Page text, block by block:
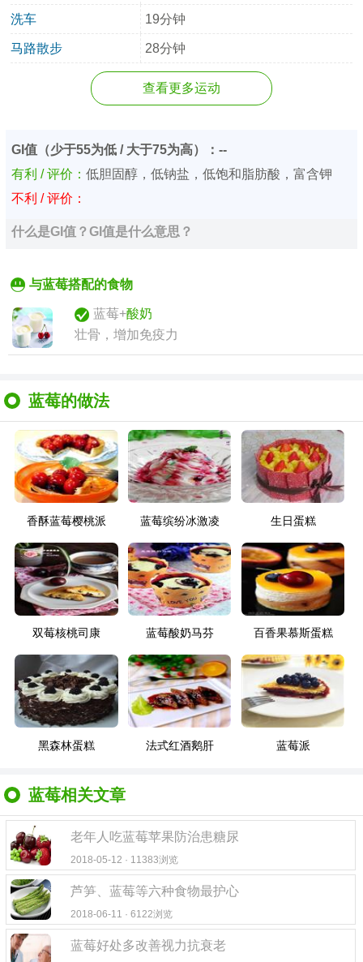
洗车 19分钟
马路散步 28分钟
查看更多运动
GI值（少于55为低 / 大于75为高）：--
有利 / 评价： 低胆固醇，低钠盐，低饱和脂肪酸，富含钾
不利 / 评价：
什么是GI值？GI值是什么意思？
与蓝莓搭配的食物
蓝莓+酸奶
壮骨，增加免疫力
蓝莓的做法
香酥蓝莓樱桃派 蓝莓缤纷冰激凌 生日蛋糕
双莓核桃司康 蓝莓酸奶马芬 百香果慕斯蛋糕
黑森林蛋糕 法式红酒鹅肝 蓝莓派
蓝莓相关文章
老年人吃蓝莓苹果防治患糖尿
2018-05-12 · 11383浏览
芦笋、蓝莓等六种食物最护心
2018-06-11 · 6122浏览
蓝莓好处多改善视力抗衰老